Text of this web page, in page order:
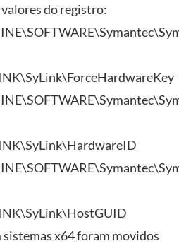
do registro:
sistemas x64 foram movidos